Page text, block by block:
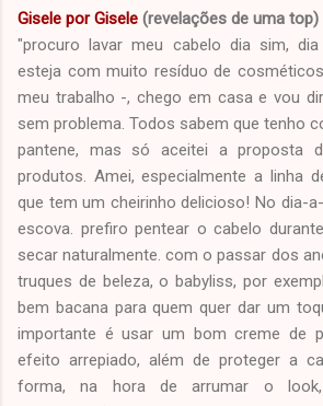
Gisele por Gisele (revelações de uma top)
"procuro lavar meu cabelo dia sim,
esteja com muito resíduo de
meu trabalho -, chego em casa e vou
sem problema. Todos sabem que tenho
pantene, mas só aceitei a proposta
produtos. Amei, especialmente a linha
que tem um cheirinho delicioso! No dia-
escova. prefiro pentear o cabelo
secar naturalmente. com o passar dos
truques de beleza, o babyliss, por
bem bacana para quem quer dar um
importante é usar um bom creme de
efeito arrepiado, além de proteger a
forma, na hora de arrumar o